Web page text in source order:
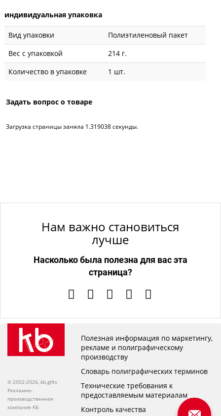
индивидуальная упаковка
Вид упаковки
Полиэтиленовый пакет
Вес с упаковкой
214 г.
Количество в упаковке
1 шт.
Задать вопрос о товаре
Загрузка страницы заняла 1.319038 секунды.
Нам важно становиться
лучше
Насколько была полезна для вас эта
страница?
© 2002-2026, kb.gifts
Рекламно-
производственная
компания КБ
Полезная информация по маркетингу,
рекламе и полиграфическому
производству
Словарь полиграфических терминов
Технические требования к
предоставляемым материалам
Контроль качества